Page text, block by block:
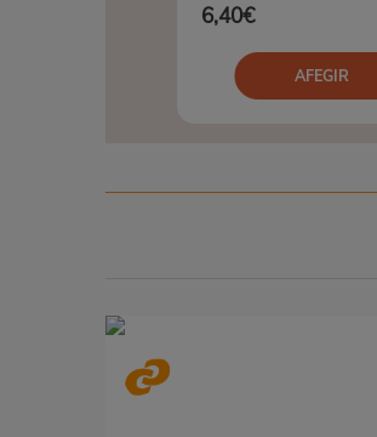
6,40€
AFEGIR